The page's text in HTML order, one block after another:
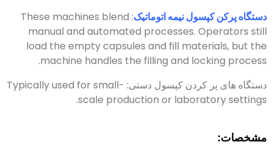
دستگاه پرکن کپسول نیمه اتوماتیک:
These machines blend
manual and automated processes. Operators still
load the empty capsules and fill materials, but the
machine handles the filling and locking process
.
دستگاه های پر کردن کپسول دستی: Typically used for small-
scale production or laboratory settings
.
مشخصات: